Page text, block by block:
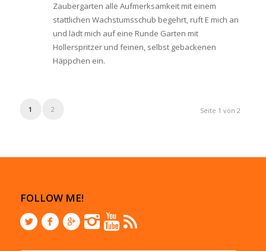
Zaubergarten alle Aufmerksamkeit mit einem
stattlichen Wachstumsschub begehrt, ruft E mich an
und lädt mich auf eine Runde Garten mit
Hollerspritzer und feinen, selbst gebackenen
Häppchen ein.
Seite 1 von 2
1 2
FOLLOW ME!